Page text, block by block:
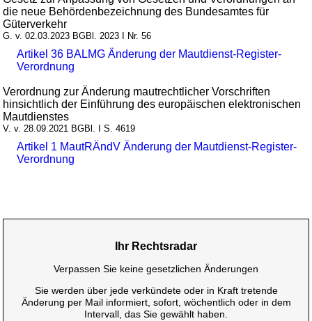
die neue Behördenbezeichnung des Bundesamtes für
Güterverkehr
G. v. 02.03.2023 BGBl. 2023 I Nr. 56
Artikel 36 BALMG Änderung der Mautdienst-Register-
Verordnung
Verordnung zur Änderung mautrechtlicher Vorschriften
hinsichtlich der Einführung des europäischen elektronischen
Mautdienstes
V. v. 28.09.2021 BGBl. I S. 4619
Artikel 1 MautRÄndV Änderung der Mautdienst-Register-
Verordnung
Ihr Rechtsradar
Verpassen Sie keine gesetzlichen Änderungen
Sie werden über jede verkündete oder in Kraft tretende
Änderung per Mail informiert, sofort, wöchentlich oder in dem
Intervall, das Sie gewählt haben.